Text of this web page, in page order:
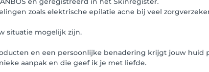
zoals elektrische epilatie acne bij veel
situatie mogelijk zijn.
en een persoonlijke benadering krijgt jouw huid
aanpak en die geef ik je met liefde.